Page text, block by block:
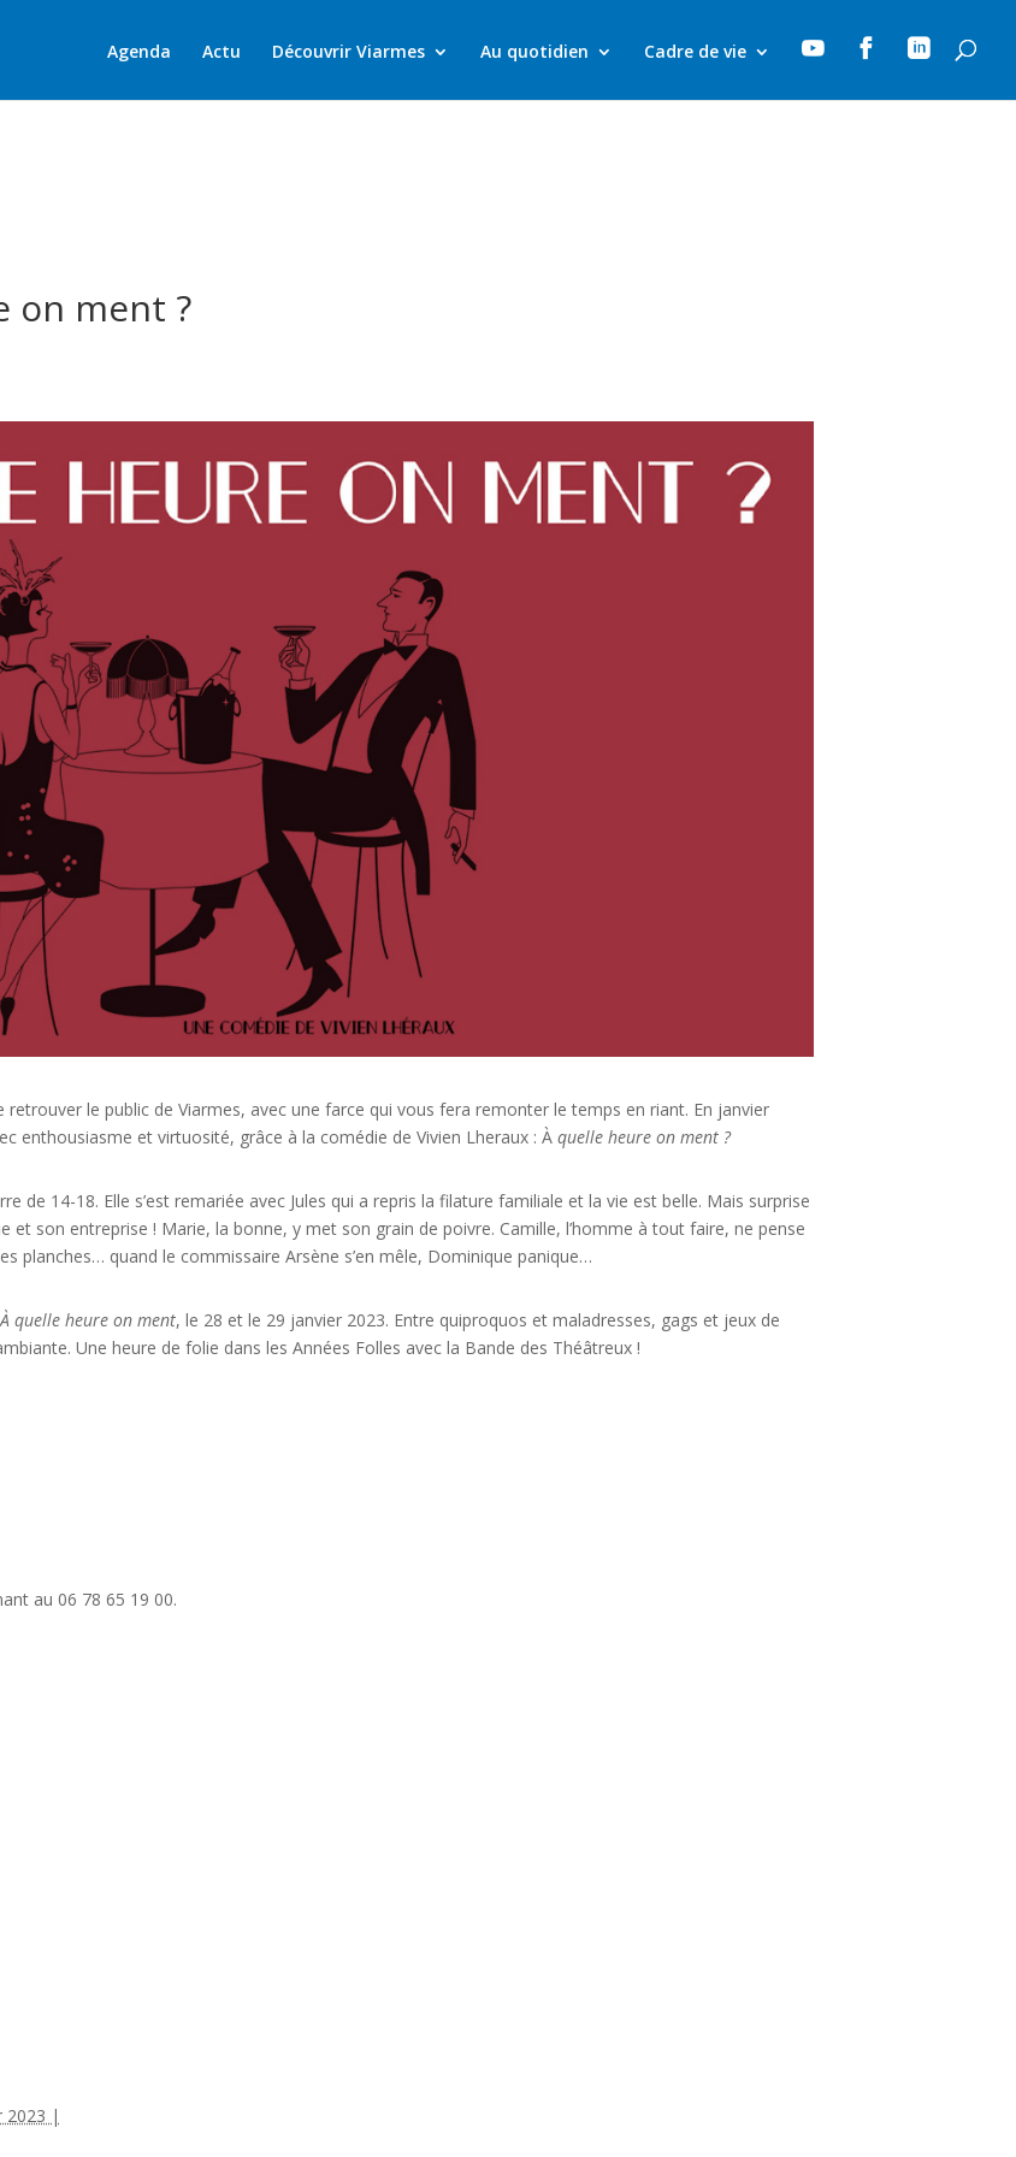
Agenda Actu Découvrir Viarmes Au quotidien Cadre de vie   
on ment ?
le public de Viarmes, avec une farce qui vous fera remonter le temps en riant. En janvier
enthousiasme et virtuosité, grâce à la comédie de Vivien Lheraux : À quelle heure on ment ?
de 14-18. Elle s’est remariée avec Jules qui a repris la filature familiale et la vie est belle. Mais surprise
et son entreprise ! Marie, la bonne, y met son grain de poivre. Camille, l’homme à tout faire, ne pense
planches… quand le commissaire Arsène s’en mêle, Dominique panique…
À quelle heure on ment, le 28 et le 29 janvier 2023. Entre quiproquos et maladresses, gags et jeux de
Une heure de folie dans les Années Folles avec la Bande des Théâtreux !
au 06 78 65 19 00.
2023 |